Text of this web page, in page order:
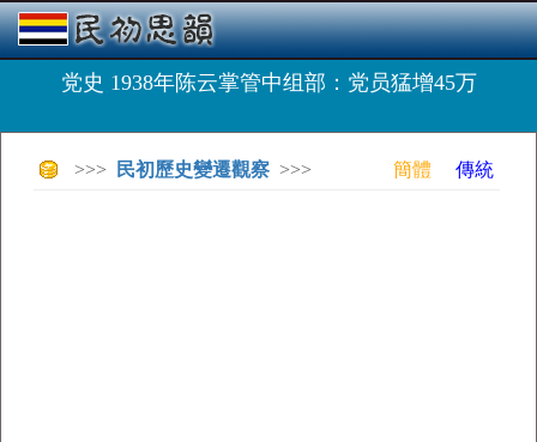
党史 1938年陈云掌管中组部：党员猛增45万
>>> 民初歷史變遷觀察 >>> 簡體 傳統